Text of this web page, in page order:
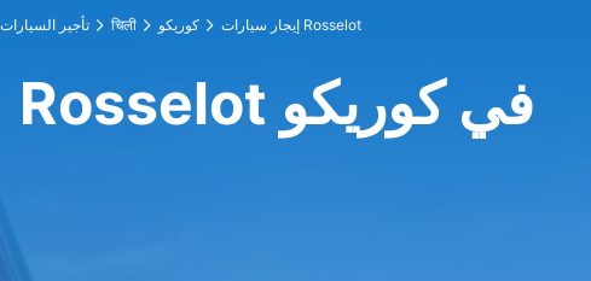
تأجير السيارات चिली كوريكو إيجار سيارات Rosselot
Rosselot في كوريكو